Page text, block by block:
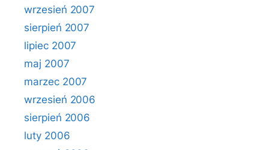
wrzesień 2007
sierpień 2007
lipiec 2007
maj 2007
marzec 2007
wrzesień 2006
sierpień 2006
luty 2006